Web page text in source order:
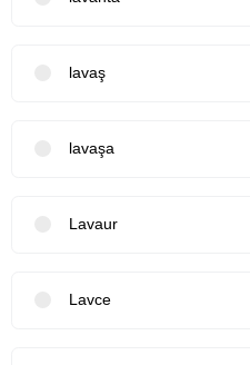
lavaş
lavaşa
Lavaur
Lavce